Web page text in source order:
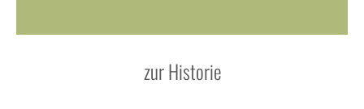
zur Historie